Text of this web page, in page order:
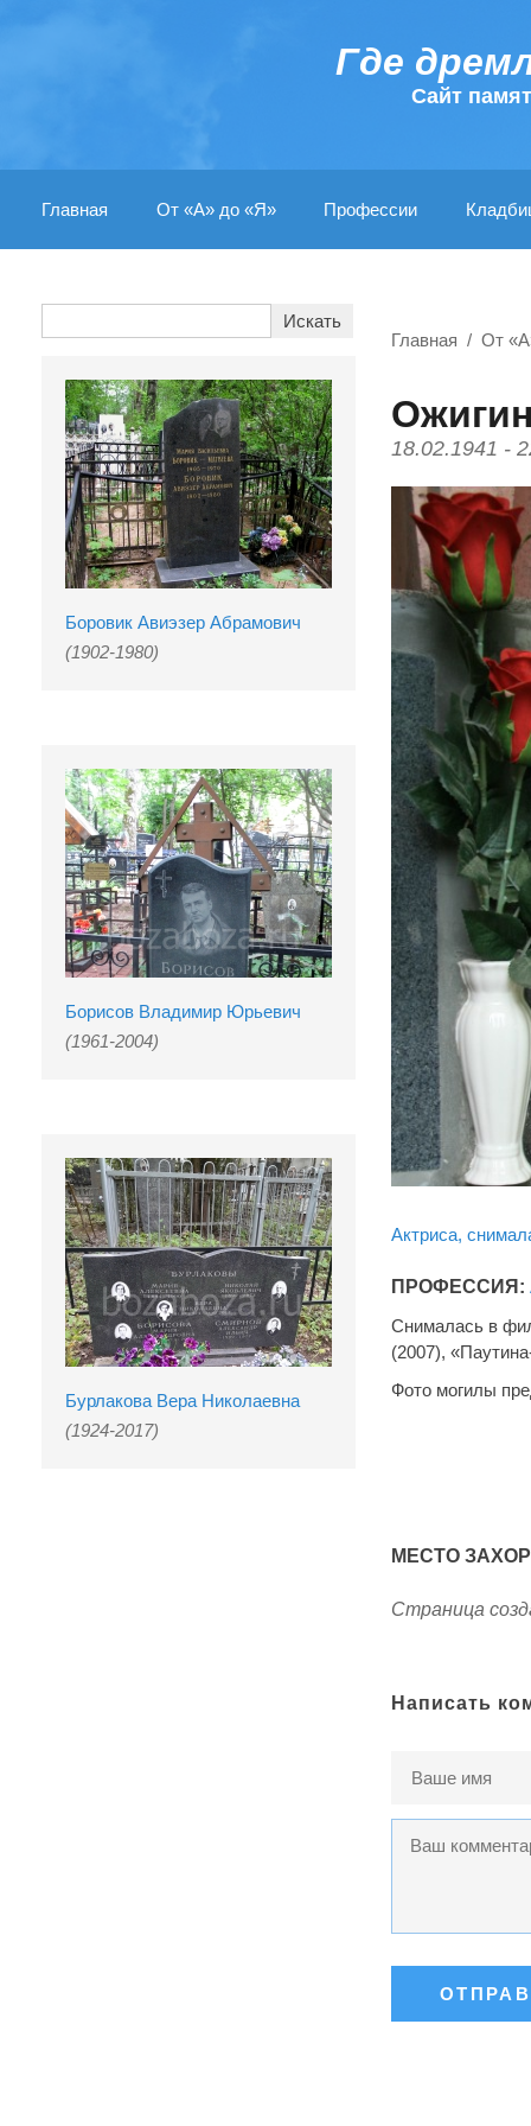
Где
Cайт
Главная От «А» до «Я» Профессии
Боровик Авиэзер Абрамович
(1902-1980)
Борисов Владимир Юрьевич
(1961-2004)
Бурлакова Вера Николаевна
(1924-2017)
Главная От
18.02.1941 -
Актриса,
ПРОФЕССИЯ:
Снималась в
(2007),
Фото могилы
МЕСТО
Страница
Написать